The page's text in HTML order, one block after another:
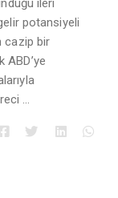
potansiyeli
cazip bir
…